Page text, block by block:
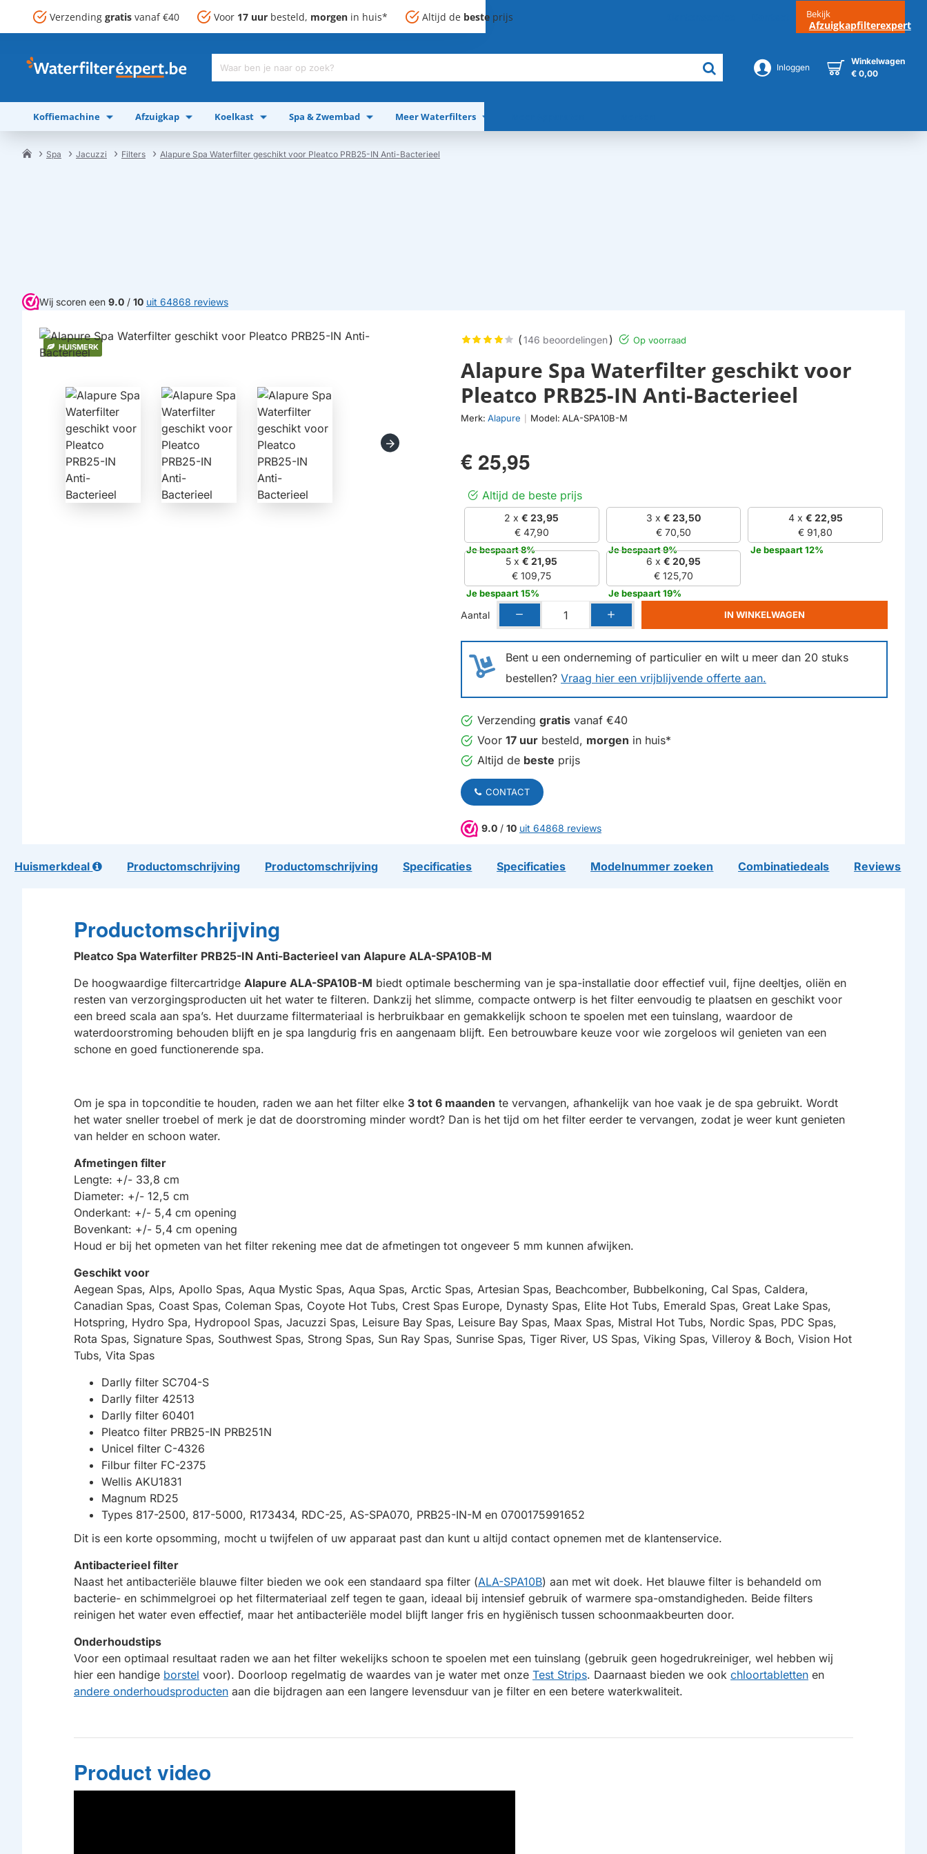
Verzending gratis vanaf €40 Voor 17 uur besteld, morgen in huis* Altijd de beste prijs Bekijk
Afzuigkapfilterexpert
Waar
je
naar
op
Inloggen
Winkelwagen
€ 0,00
Koffiemachine Afzuigkap Koelkast Spa & Zwembad Meer Waterfilters
Spa Jacuzzi Filters Alapure Spa Waterfilter geschikt voor Pleatco PRB25-IN Anti-Bacterieel
Wij scoren een 9.0 / 10 uit 64868 reviews
HUISMERK
Alapure Spa Waterfilter geschikt voor
Pleatco PRB25-IN Anti-Bacterieel
Merk: Alapure Model: ALA-SPA10B-M
(146 beoordelingen) Op voorraad
€ 25,95
Altijd de beste prijs
2 x€ 23,95
€ 47,90
Je bespaart 8%
3 x € 23,50
€ 70,50
Je bespaart 9%
4 x € 22,95
€ 91,80
Je bespaart 12%
5 x€ 21,95
€ 109,75
Je bespaart 15%
6 x € 20,95
€ 125,70
Je bespaart 19%
Bent u een onderneming of particulier en wilt u meer dan 20 stuks
bestellen? Vraag hier een vrijblijvende offerte aan.
Aantal IN WINKELWAGEN
Verzending gratis vanaf €40
Voor 17 uur besteld, morgen in huis*
Altijd de beste prijs
CONTACT
9.0 / 10 uit 64868 reviews
Huismerkdeal Productomschrijving Productomschrijving Specificaties Specificaties Modelnummer zoeken Combinatiedeals Reviews
Productomschrijving
Pleatco Spa Waterfilter PRB25-IN Anti-Bacterieel van Alapure ALA-SPA10B-M
De hoogwaardige filtercartridge Alapure ALA-SPA10B-M biedt optimale bescherming van je spa-installatie door effectief vuil, fijne deeltjes, oliën en
resten van verzorgingsproducten uit het water te filteren. Dankzij het slimme, compacte ontwerp is het filter eenvoudig te plaatsen en geschikt voor
een breed scala aan spa’s. Het duurzame filtermateriaal is herbruikbaar en gemakkelijk schoon te spoelen met een tuinslang, waardoor de
waterdoorstroming behouden blijft en je spa langdurig fris en aangenaam blijft. Een betrouwbare keuze voor wie zorgeloos wil genieten van een
schone en goed functionerende spa.
Om je spa in topconditie te houden, raden we aan het filter elke 3 tot 6 maanden te vervangen, afhankelijk van hoe vaak je de spa gebruikt. Wordt
het water sneller troebel of merk je dat de doorstroming minder wordt? Dan is het tijd om het filter eerder te vervangen, zodat je weer kunt genieten
van helder en schoon water.
Afmetingen filter
Lengte: +/- 33,8 cm
Diameter: +/- 12,5 cm
Onderkant: +/- 5,4 cm opening
Bovenkant: +/- 5,4 cm opening
Houd er bij het opmeten van het filter rekening mee dat de afmetingen tot ongeveer 5 mm kunnen afwijken.
Geschikt voor
Aegean Spas, Alps, Apollo Spas, Aqua Mystic Spas, Aqua Spas, Arctic Spas, Artesian Spas, Beachcomber, Bubbelkoning, Cal Spas, Caldera,
Canadian Spas, Coast Spas, Coleman Spas, Coyote Hot Tubs, Crest Spas Europe, Dynasty Spas, Elite Hot Tubs, Emerald Spas, Great Lake Spas,
Hotspring, Hydro Spa, Hydropool Spas, Jacuzzi Spas, Leisure Bay Spas, Leisure Bay Spas, Maax Spas, Mistral Hot Tubs, Nordic Spas, PDC Spas,
Rota Spas, Signature Spas, Southwest Spas, Strong Spas, Sun Ray Spas, Sunrise Spas, Tiger River, US Spas, Viking Spas, Villeroy & Boch, Vision Hot
Tubs, Vita Spas
Darlly filter SC704-S
Darlly filter 42513
Darlly filter 60401
Pleatco filter PRB25-IN PRB251N
Unicel filter C-4326
Filbur filter FC-2375
Wellis AKU1831
Magnum RD25
Types 817-2500, 817-5000, R173434, RDC-25, AS-SPA070, PRB25-IN-M en 0700175991652
Dit is een korte opsomming, mocht u twijfelen of uw apparaat past dan kunt u altijd contact opnemen met de klantenservice.
Antibacterieel filter
Naast het antibacteriële blauwe filter bieden we ook een standaard spa filter (ALA-SPA10B) aan met wit doek. Het blauwe filter is behandeld om
bacterie- en schimmelgroei op het filtermateriaal zelf tegen te gaan, ideaal bij intensief gebruik of warmere spa-omstandigheden. Beide filters
reinigen het water even effectief, maar het antibacteriële model blijft langer fris en hygiënisch tussen schoonmaakbeurten door.
Onderhoudstips
Voor een optimaal resultaat raden we aan het filter wekelijks schoon te spoelen met een tuinslang (gebruik geen hogedrukreiniger, wel hebben wij
hier een handige borstel voor). Doorloop regelmatig de waardes van je water met onze Test Strips. Daarnaast bieden we ook chloortabletten en
andere onderhoudsproducten aan die bijdragen aan een langere levensduur van je filter en een betere waterkwaliteit.
Product video